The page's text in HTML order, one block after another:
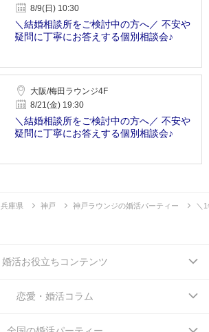
8/9(日) 10:30
＼結婚相談所をご検討中の方へ／ 不安や
疑問に丁寧にお答えする個別相談会♪
大阪/梅田ラウンジ4F
8/21(金) 19:30
＼結婚相談所をご検討中の方へ／ 不安や
疑問に丁寧にお答えする個別相談会♪
兵庫県 神戸 神戸ラウンジの婚活パーティー ＼
婚活お役立ちコンテンツ
恋愛・婚活コラム